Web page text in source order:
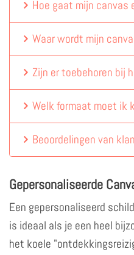
Hoe gaat mijn canvas
Waar wordt mijn
Zijn er toebehoren bij
Welk formaat moet ik
Beoordelingen van
Gepersonaliseerde
Een gepersonaliseerd
is ideaal als je een heel
het koele